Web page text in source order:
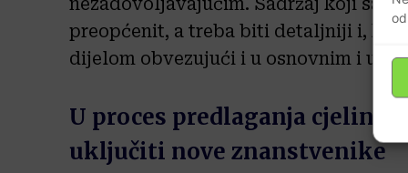
preopćenit, a treba biti detaljniji i, kad
dijelom obvezujući i u osnovnim i u
U proces predlaganja
uključiti nove znanstvenike